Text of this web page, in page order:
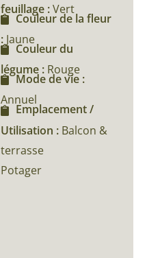
feuillage :Vert
Couleur de la fleur
: Jaune
Couleur du
légume : Rouge
Mode de vie :
Annuel
Emplacement /
Utilisation : Balcon &
terrasse
Potager